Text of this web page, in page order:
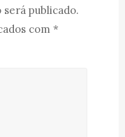
publicado.
com *